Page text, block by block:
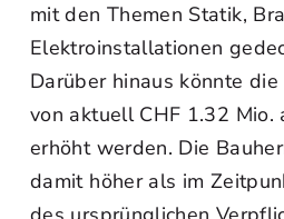
mit den Themen Statik,
Elektroinstallationen
Darüber hinaus könnte
von aktuell CHF 1.32 Mio.
erhöht werden. Die
damit höher als im